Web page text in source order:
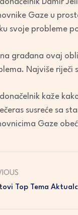
Gaze u
svoje probleme
građana ovaj
Najviše riječi
kaže
susreće sa
Gaze
Top Tema